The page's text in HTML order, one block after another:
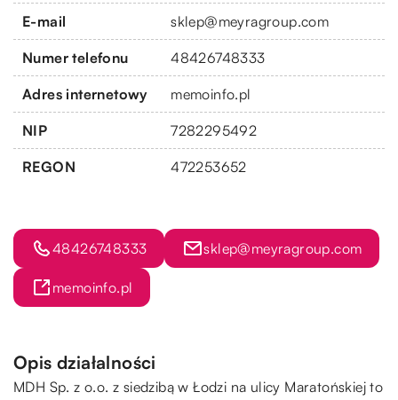
E-mail sklep@meyragroup.com
Numer telefonu 48426748333
Adres internetowy memoinfo.pl
NIP 7282295492
REGON 472253652
48426748333 sklep@meyragroup.com
memoinfo.pl
Opis działalności
MDH Sp. z o.o. z siedzibą w Łodzi na ulicy Maratońskiej to